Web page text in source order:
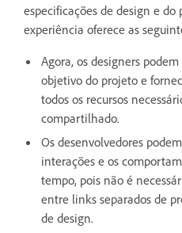
especificações de design e
experiência oferece as
Agora, os designers
objetivo do projeto e
todos os recursos
compartilhado.
Os desenvolvedores
interações e os
tempo, pois não é
entre links separados de
de design.